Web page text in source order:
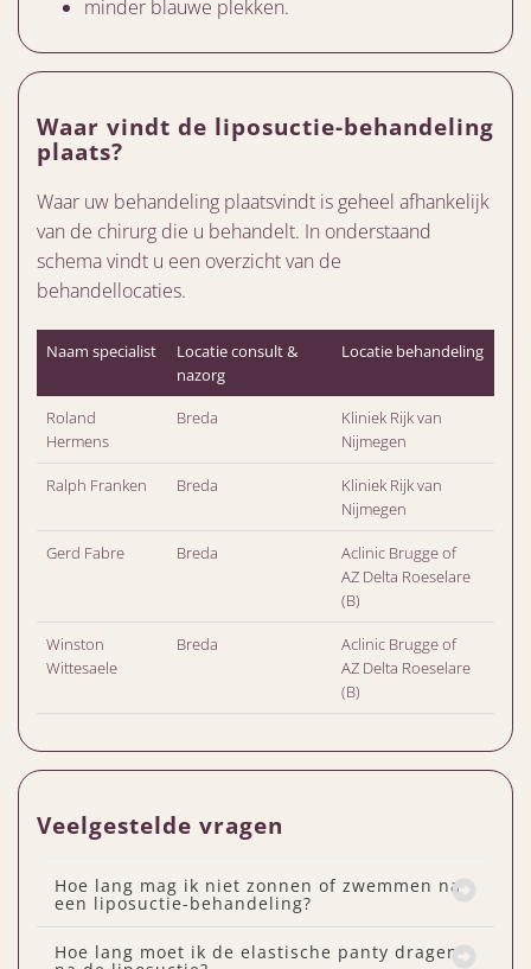
minder blauwe plekken.
Waar vindt de liposuctie-behandeling
plaats?
Waar uw behandeling plaatsvindt is geheel afhankelijk
van de chirurg die u behandelt. In onderstaand
schema vindt u een overzicht van de
behandellocaties.
Naam specialist
Locatie consult &
nazorg
Locatie behandeling
Roland
Hermens
Breda
Kliniek Rijk van
Nijmegen
Ralph Franken Breda
Kliniek Rijk van
Nijmegen
Gerd Fabre Breda
Aclinic Brugge of
AZ Delta Roeselare
(B)
Winston
Wittesaele
Breda
Aclinic Brugge of
AZ Delta Roeselare
(B)
Veelgestelde vragen
Hoe lang mag ik niet zonnen of zwemmen na
een liposuctie-behandeling?
Hoe lang moet ik de elastische panty dragen